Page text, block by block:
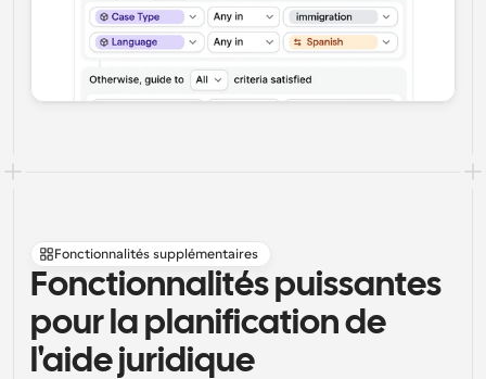
Fonctionnalités supplémentaires
Fonctionnalités puissantes
pour la planification de
l'aide juridique